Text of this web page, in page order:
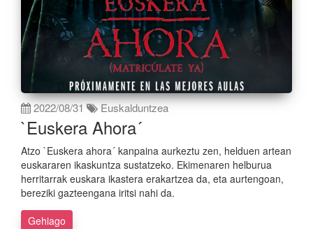
2022/08/31 Euskalduntzea
`Euskera Ahora´
Atzo `Euskera ahora´ kanpaina aurkeztu zen, helduen artean
euskararen ikaskuntza sustatzeko. Ekimenaren helburua
herritarrak euskara ikastera erakartzea da, eta aurtengoan,
bereziki gazteengana iritsi nahi da.
Gehiago